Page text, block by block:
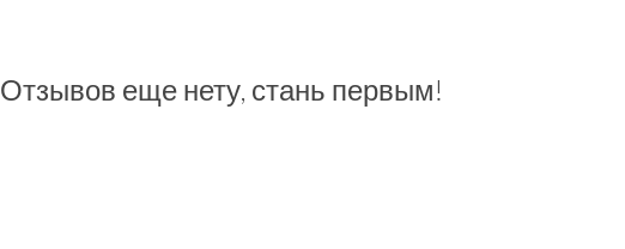
Отзывов еще нету, стань первым!